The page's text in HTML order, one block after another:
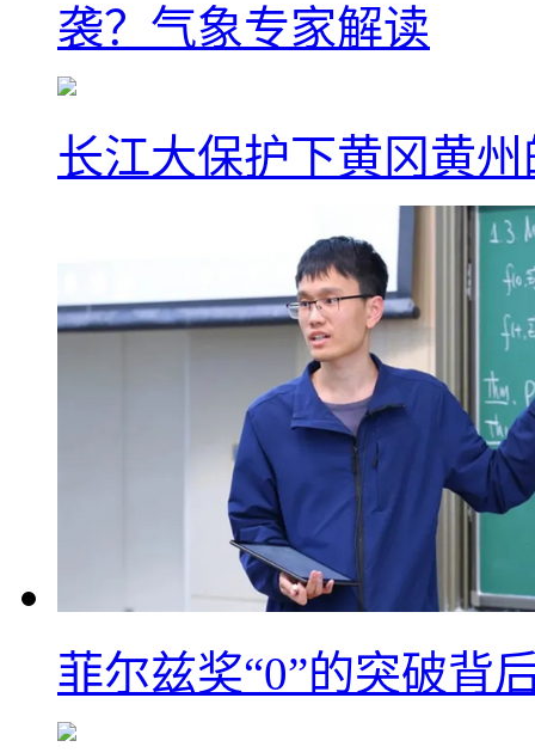
袭？气象专家解读
长江大保护下黄冈黄
菲尔兹奖“0”的突破背